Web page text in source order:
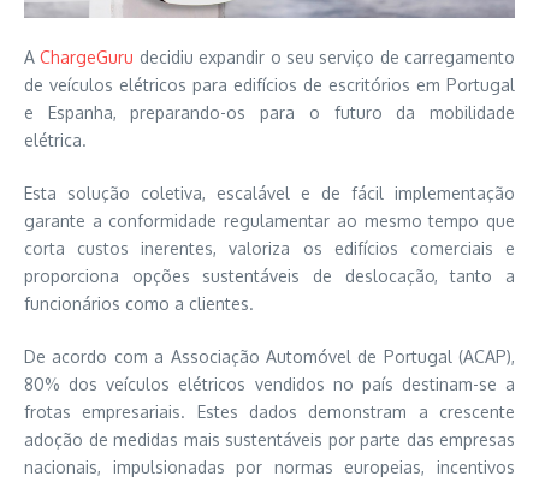
AChargeGuru decidiu expandir o seu serviço de carregamento
de veículos elétricos para edifícios de escritórios em Portugal
e Espanha, preparando-os para o futuro da mobilidade
elétrica.
Esta solução coletiva, escalável e de fácil implementação
garante a conformidade regulamentar ao mesmo tempo que
corta custos inerentes, valoriza os edifícios comerciais e
proporciona opções sustentáveis de deslocação, tanto a
funcionários como a clientes.
De acordo com a Associação Automóvel de Portugal (ACAP),
80% dos veículos elétricos vendidos no país destinam-se a
frotas empresariais. Estes dados demonstram a crescente
adoção de medidas mais sustentáveis por parte das empresas
nacionais, impulsionadas por normas europeias, incentivos